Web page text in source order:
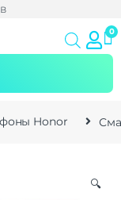
Honor
🔍